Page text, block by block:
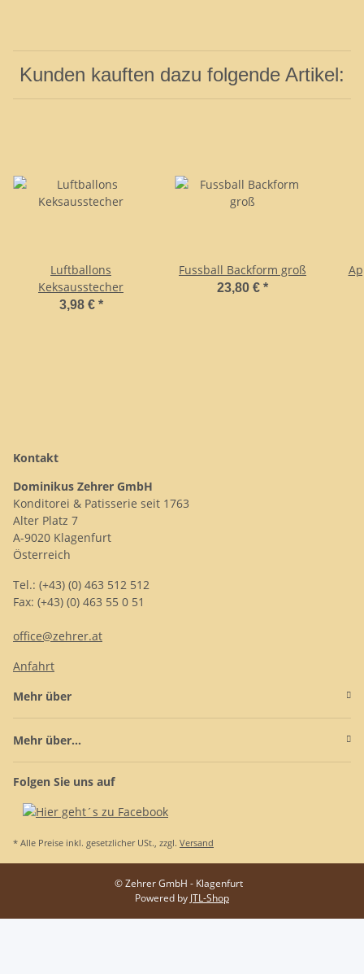
Kunden kauften dazu folgende Artikel:
Luftballons
Keksausstecher
3,98 € *
Fussball Backform groß
23,80 € *
Kontakt
Dominikus Zehrer GmbH
Konditorei & Patisserie seit 1763
Alter Platz 7
A-9020 Klagenfurt
Österreich
Tel.: (+43) (0) 463 512 512
Fax: (+43) (0) 463 55 0 51
office@zehrer.at
Anfahrt
Mehr über
Mehr über...
Folgen Sie uns auf
* Alle Preise inkl. gesetzlicher USt., zzgl. Versand
© Zehrer GmbH - Klagenfurt
Powered by JTL-Shop